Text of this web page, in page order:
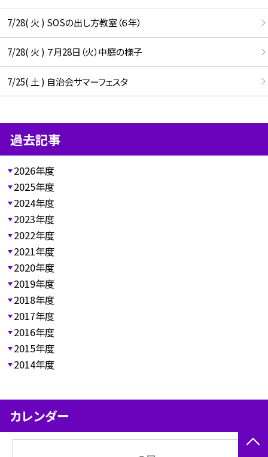
7/28( 火 ) SOSの出し方教室（６年）
7/28( 火 ) ７月28日（火）中庭の様子
7/25( 土 ) 自治会サマーフェスタ
過去記事
2026年度
2025年度
2024年度
2023年度
2022年度
2021年度
2020年度
2019年度
2018年度
2017年度
2016年度
2015年度
2014年度
カレンダー